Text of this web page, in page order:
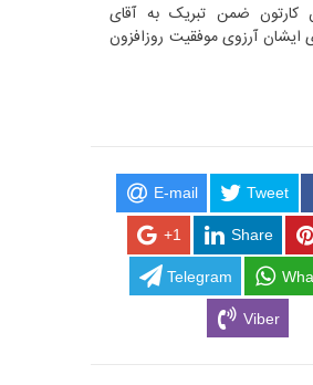
کارتون ضمن تبریک به آقای
ایشان آرزوی موفقیت روزافزون
E-mail Tweet
+1 Share
Telegram
Viber